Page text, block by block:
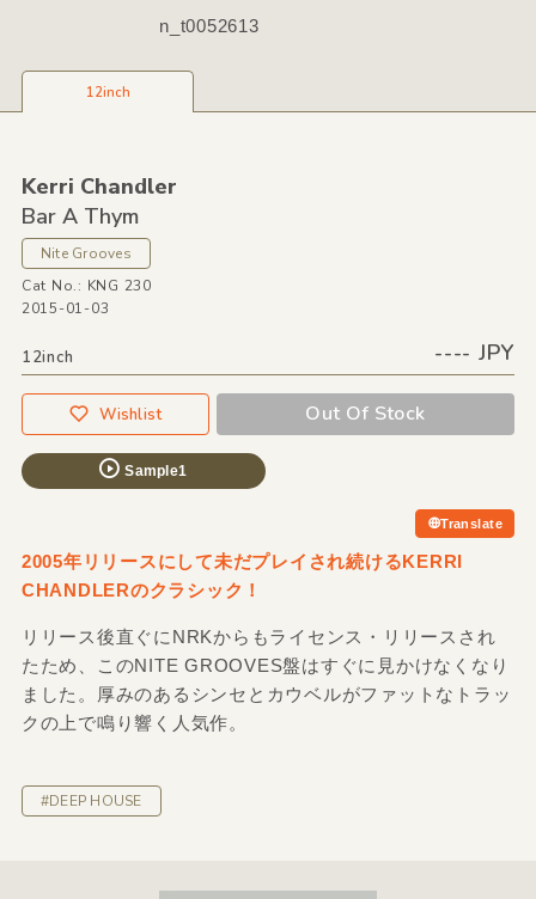
n_t0052613
12inch
Kerri Chandler
Bar A Thym
Nite Grooves
Cat No.: KNG 230
2015-01-03
12inch ---- JPY
Wishlist Out Of Stock
Sample1
Translate
2005年リリースにして未だプレイされ続けるKERRI
CHANDLERのクラシック！
リリース後直ぐにNRKからもライセンス・リリースされ
たため、このNITE GROOVES盤はすぐに見かけなくなり
ました。厚みのあるシンセとカウベルがファットなトラッ
クの上で鳴り響く人気作。
#DEEP HOUSE